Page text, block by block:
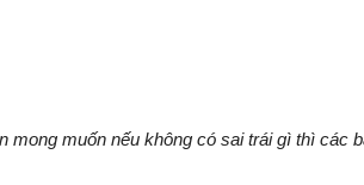
mong muốn nếu không có sai trái gì thì các